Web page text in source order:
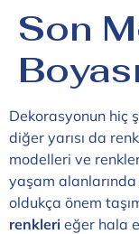
Son
Dekorasyonun hiç
diğer yarısı da
modelleri ve
yaşam
oldukça önem
renkleri eğer hala